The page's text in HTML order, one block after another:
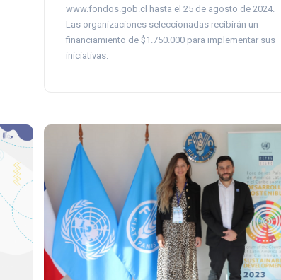
www.fondos.gob.cl hasta el 25 de agosto de 2024.
Las organizaciones seleccionadas recibirán un
financiamiento de $1.750.000 para implementar sus
iniciativas.